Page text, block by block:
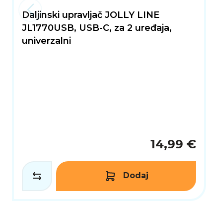
Daljinski upravljač JOLLY LINE
JL1770USB, USB-C, za 2 uređaja,
univerzalni
14,99 €
Dodaj